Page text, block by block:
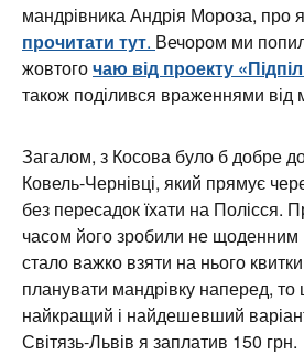
Загалом, з Косова було б добре
Ковель-Чернівці, який прямує
без пересадок їхати на Полісся.
часом його зробили не щоденним
планувати мандрівку наперед,
найкращий і найдешевший
Світязь-Львів я заплатив 150 грн.
Вранці до Франика я вирішив
Андрій жив поряд із автостанцією,
Блаблакару треба було
пік по закоркованому Львову і це